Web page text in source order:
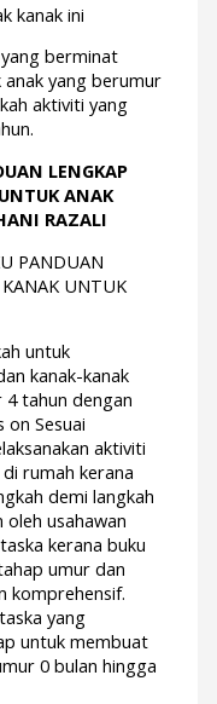
kanak ini
berminat
yang berumur
aktiviti yang
LENGKAP
ANAK
RAZALI
PANDUAN
UNTUK
untuk
kanak-kanak
tahun dengan
on Sesuai
aktiviti
rumah kerana
demi langkah
usahawan
kerana buku
umur dan
komprehensif.
yang
untuk membuat
0 bulan hingga